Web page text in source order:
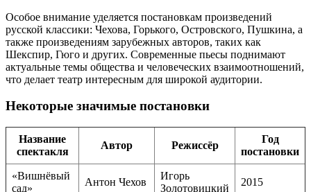
Особое внимание уделяется постановкам произведений
русской классики: Чехова, Горького, Островского, Пушкина, а
также произведениям зарубежных авторов, таких как
Шекспир, Гюго и других. Современные пьесы поднимают
актуальные темы общества и человеческих взаимоотношений,
что делает театр интересным для широкой аудитории.
Некоторые значимые постановки
Название
спектакля
Автор Режиссёр
Год
постановки
«Вишнёвый
сад»
Антон Чехов
Игорь
Золотовицкий
2015